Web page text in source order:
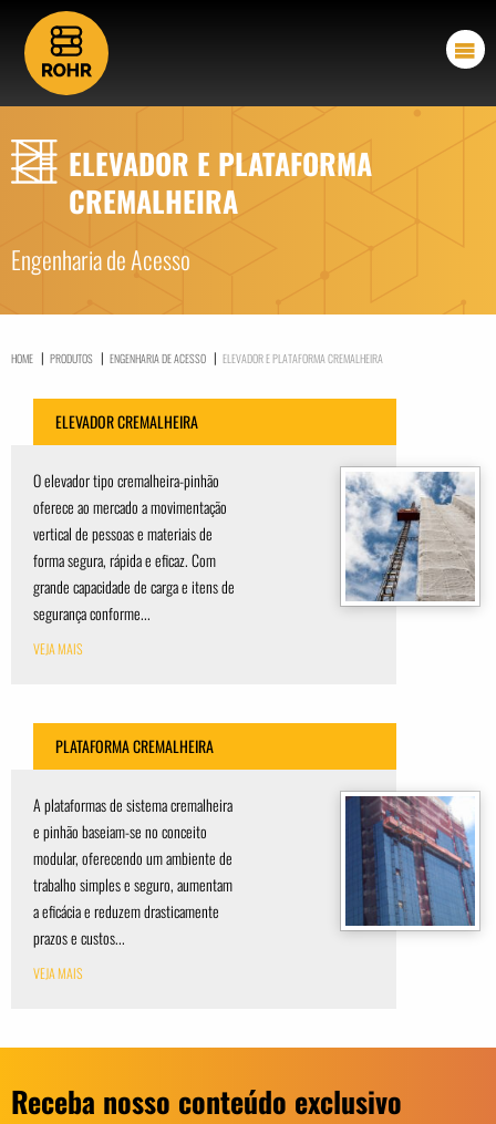
ELEVADOR E PLATAFORMA
CREMALHEIRA
Engenharia de Acesso
HOME | PRODUTOS | ENGENHARIA DE ACESSO | ELEVADOR E PLATAFORMA CREMALHEIRA
ELEVADOR CREMALHEIRA
O elevador tipo cremalheira-pinhão
oferece ao mercado a movimentação
vertical de pessoas e materiais de
forma segura, rápida e eficaz. Com
grande capacidade de carga e itens de
segurança conforme...
VEJA MAIS
PLATAFORMA CREMALHEIRA
A plataformas de sistema cremalheira
e pinhão baseiam-se no conceito
modular, oferecendo um ambiente de
trabalho simples e seguro, aumentam
a eficácia e reduzem drasticamente
prazos e custos...
VEJA MAIS
Receba nosso conteúdo exclusivo